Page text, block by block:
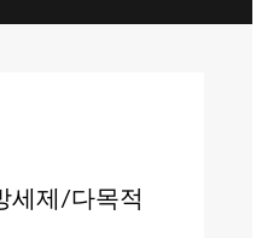
세제/다목적